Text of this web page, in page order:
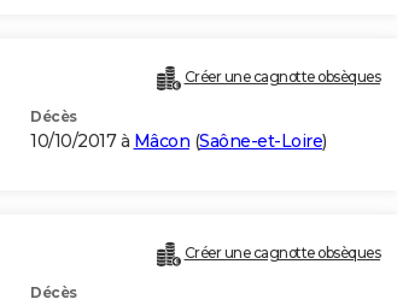
Créer une cagnotte obsèques
Décès
10/10/2017 à Mâcon (Saône-et-Loire)
Créer une cagnotte obsèques
Décès